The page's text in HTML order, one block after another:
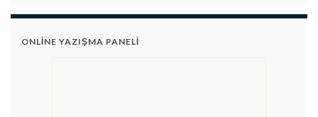
ONLINE YAZIŞMA PANELI